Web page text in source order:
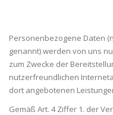
Personenbezogene Daten
genannt) werden von uns
zum Zwecke der
nutzerfreundlichen
dort angebotenen
Gemäß Art. 4 Ziffer 1. der